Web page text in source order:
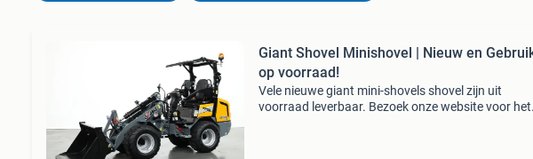
Giant Shovel Minishovel | Nieuw en
op voorraad!
Vele nieuwe giant mini-shovels shovel zijn uit
voorraad leverbaar. Bezoek onze website voor het